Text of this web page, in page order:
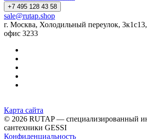
+7 495 128 43 58
sale@rutap.shop
г. Москва, Холодильный переулок,
офис 3233
Карта сайта
© 2026 RUTAP — специализированный
сантехники GESSI
Конфиденциальность